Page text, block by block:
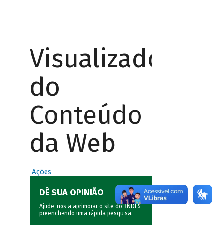
Visualizador
do
Conteúdo
da Web
Ações
DÊ SUA OPINIÃO
Ajude-nos a aprimorar o site do BNDES
preenchendo uma rápida pesquisa.